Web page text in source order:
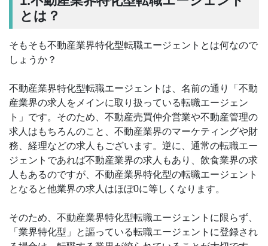
とは？
そもそも不動産業界特化型転職エージェントとは何なので
しょうか？
不動産業界特化型転職エージェントは、名前の通り「不動
産業界の求人をメインに取り扱っている転職エージェン
ト」です。そのため、不動産売買仲介営業や不動産管理の
求人はもちろんのこと、不動産業界のマーケティングや財
務、経理などの求人もございます。逆に、通常の転職エー
ジェントであれば不動産業界の求人もあり、飲食業界の求
人もあるのですが、不動産業界特化型の転職エージェント
となると他業界の求人はほぼ0に等しくなります。
そのため、不動産業界特化型転職エージェントに限らず、
「業界特化型」と謳っている転職エージェントに登録され